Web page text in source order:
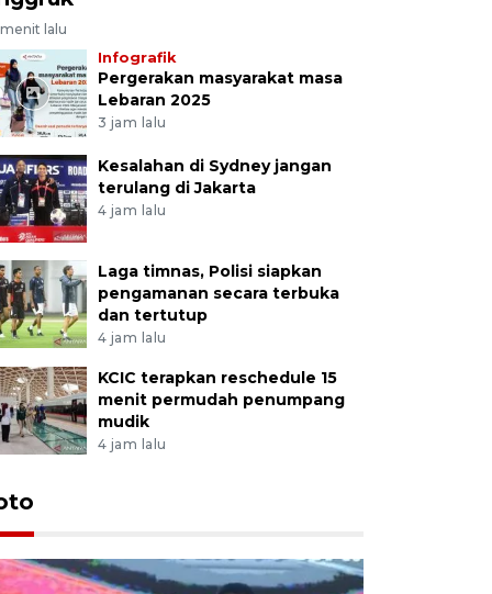
lalu
Infografik
Pergerakan masyarakat masa
Lebaran 2025
3 jam lalu
Kesalahan di Sydney jangan
terulang di Jakarta
4 jam lalu
Laga timnas, Polisi siapkan
pengamanan secara terbuka
dan tertutup
4 jam lalu
KCIC terapkan reschedule 15
menit permudah penumpang
mudik
4 jam lalu